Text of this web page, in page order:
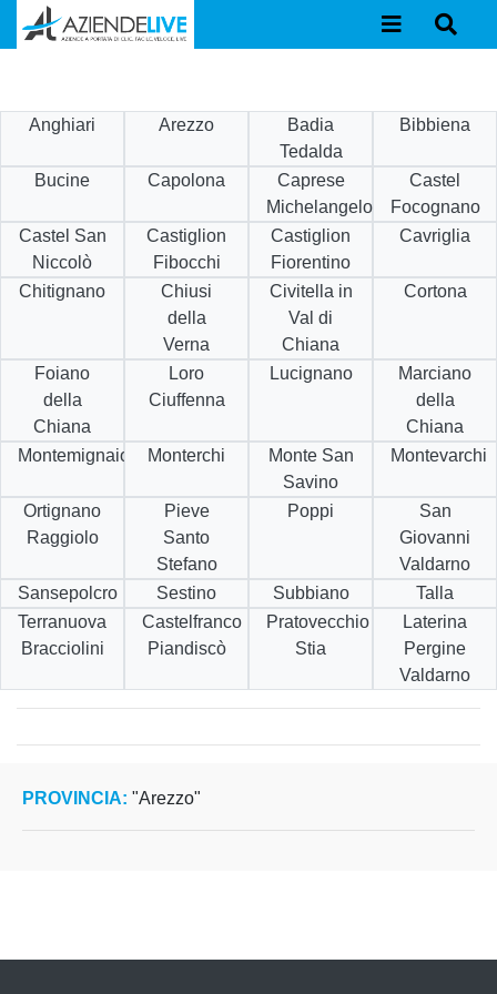
Anghiari Arezzo
Badia
Tedalda
Bibbiena
Bucine Capolona
Caprese
Michelangelo
Castel
Focognano
Castel San
Niccolò
Castiglion
Fibocchi
Castiglion
Fiorentino
Cavriglia
Chitignano
Chiusi
della
Verna
Civitella in
Val di
Chiana
Cortona
Foiano
della
Chiana
Loro
Ciuffenna
Lucignano
Marciano
della
Chiana
Montemignaio
Monterchi
Monte San
Savino
Montevarchi
Ortignano
Raggiolo
Pieve
Santo
Stefano
Poppi
San
Giovanni
Valdarno
Sansepolcro
Sestino Subbiano
Talla
Terranuova
Bracciolini
Castelfranco
Piandiscò
Pratovecchio
Stia
Laterina
Pergine
Valdarno
PROVINCIA: "Arezzo"